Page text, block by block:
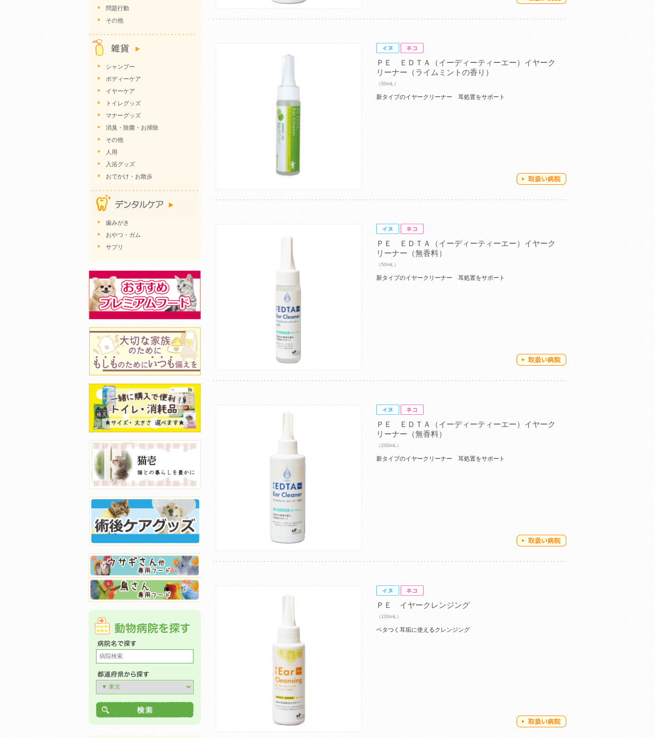
ＰＥ ＥＤＴＡ（イーディーティーエー）イヤーク
リーナー（ライムミントの香り）
（50mL）
新タイプのイヤークリーナー 耳処置をサポート
ＰＥ ＥＤＴＡ（イーディーティーエー）イヤーク
リーナー（無香料）
（50mL）
新タイプのイヤークリーナー 耳処置をサポート
ＰＥ ＥＤＴＡ（イーディーティーエー）イヤーク
リーナー（無香料）
（200mL）
新タイプのイヤークリーナー 耳処置をサポート
ＰＥ イヤークレンジング
（100mL）
ベタつく耳垢に使えるクレンジング
問題行動
その他
シャンプー
ボディーケア
イヤーケア
トイレグッズ
マナーグッズ
消臭・除菌・お掃除
その他
人用
入浴グッズ
おでかけ・お散歩
歯みがき
おやつ・ガム
サプリ